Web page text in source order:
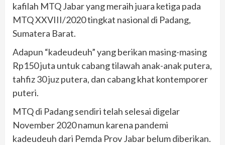
kafilah MTQ Jabar yang meraih juara ketiga pada
MTQ XXVIII/2020 tingkat nasional di Padang,
Sumatera Barat.
Adapun “kadeudeuh” yang berikan masing-masing
Rp150 juta untuk cabang tilawah anak-anak putera,
tahfiz 30 juz putera, dan cabang khat kontemporer
puteri.
MTQ di Padang sendiri telah selesai digelar
November 2020 namun karena pandemi
kadeudeuh dari Pemda Prov Jabar belum diberikan.